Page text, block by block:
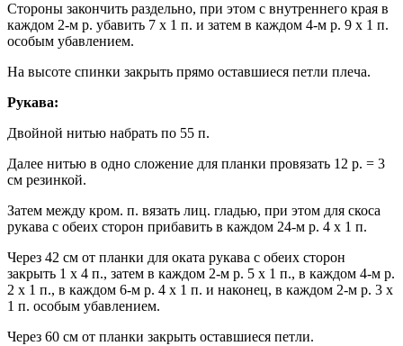
Стороны закончить раздельно, при этом с внутреннего края в
каждом 2-м р. убавить 7 х 1 п. и затем в каждом 4-м р. 9 х 1 п.
особым убавлением.
На высоте спинки закрыть прямо оставшиеся петли плеча.
Рукава:
Двойной нитью набрать по 55 п.
Далее нитью в одно сложение для планки провязать 12 р. = 3
см резинкой.
Затем между кром. п. вязать лиц. гладью, при этом для скоса
рукава с обеих сторон прибавить в каждом 24-м р. 4 х 1 п.
Через 42 см от планки для оката рукава с обеих сторон
закрыть 1 х 4 п., затем в каждом 2-м р. 5 х 1 п., в каждом 4-м р.
2 х 1 п., в каждом 6-м р. 4 х 1 п. и наконец, в каждом 2-м р. 3 х
1 п. особым убавлением.
Через 60 см от планки закрыть оставшиеся петли.